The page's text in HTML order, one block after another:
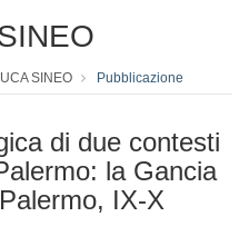
SINEO Pubblicazione
di due contesti
la Gancia
IX-X